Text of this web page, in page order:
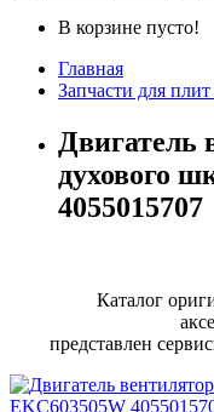
В корзине пусто!
Главная
Запчасти для
Двигатель
духового
4055015707
Каталог
представлен